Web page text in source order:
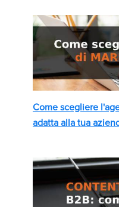
Come scegliere
adatta alla tua